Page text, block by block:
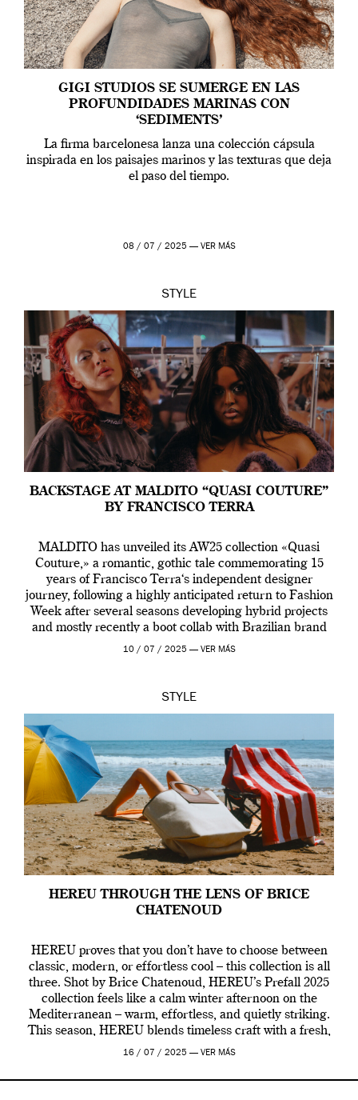
GIGI STUDIOS SE SUMERGE EN LAS
PROFUNDIDADES MARINAS CON
‘SEDIMENTS’
La firma barcelonesa lanza una colección cápsula
inspirada en los paisajes marinos y las texturas que deja
el paso del tiempo.
08 / 07 / 2025 — VER MÁS
STYLE
BACKSTAGE AT MALDITO “QUASI COUTURE”
BY FRANCISCO TERRA
MALDITO has unveiled its AW25 collection «Quasi
Couture,» a romantic, gothic tale commemorating 15
years of Francisco Terra‘s independent designer
journey, following a highly anticipated return to Fashion
Week after several seasons developing hybrid projects
and mostly recently a boot collab with Brazilian brand
Melissa. This fashion show is a component of Francisco
10 / 07 / 2025 — VER MÁS
STYLE
HEREU THROUGH THE LENS OF BRICE
CHATENOUD
HEREU proves that you don’t have to choose between
classic, modern, or effortless cool – this collection is all
three. Shot by Brice Chatenoud, HEREU’s Prefall 2025
collection feels like a calm winter afternoon on the
Mediterranean – warm, effortless, and quietly striking.
This season, HEREU blends timeless craft with a fresh,
contemporary vibe, creating […]
16 / 07 / 2025 — VER MÁS